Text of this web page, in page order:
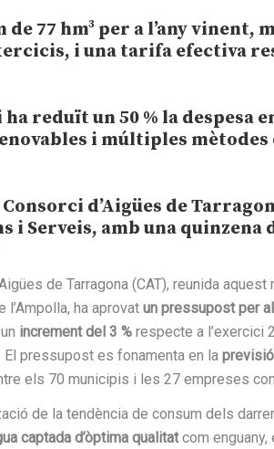
de 77 hm³ per a l’any vinent,
i una tarifa efectiva
reduït un 50 % la despesa
i múltiples mètodes
d’Aigües de
i Serveis, amb una quinzena
de Tarragona (CAT), reunida aquest
l’Ampolla, ha aprovat un pressupost per
increment del 3 % respecte a l’exercici
pressupost es fonamenta en la
els 70 municipis i les 27 empreses
de la tendència de consum dels
captada d’òptima qualitatcom enguany,